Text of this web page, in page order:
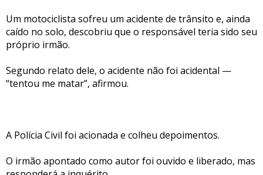
Um motociclista sofreu um acidente de trânsito e, ainda
caído no solo, descobriu que o responsável teria sido seu
próprio irmão.
Segundo relato dele, o acidente não foi acidental —
“tentou me matar”, afirmou.
A Polícia Civil foi acionada e colheu depoimentos.
O irmão apontado como autor foi ouvido e liberado, mas